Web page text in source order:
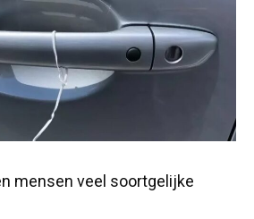
mensen veel soortgelijke